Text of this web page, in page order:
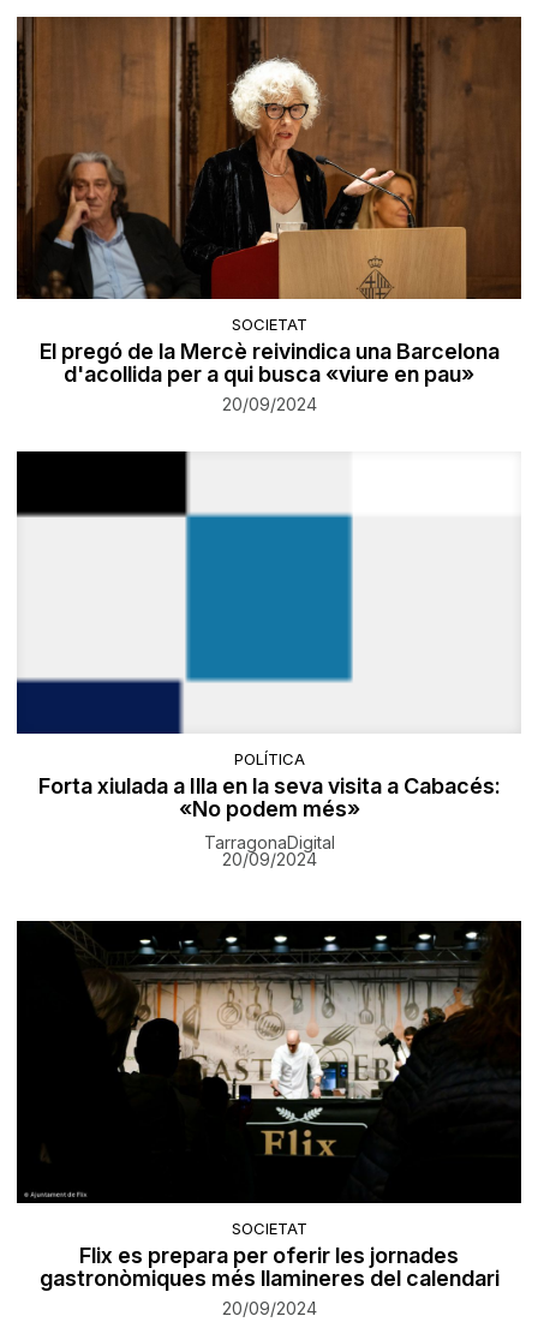
SOCIETAT
El pregó de la Mercè reivindica una Barcelona
d'acollida per a qui busca «viure en pau»
20/09/2024
POLÍTICA
Forta xiulada a Illa en la seva visita a Cabacés:
«No podem més»
TarragonaDigital
20/09/2024
SOCIETAT
Flix es prepara per oferir les jornades
gastronòmiques més llamineres del calendari
20/09/2024